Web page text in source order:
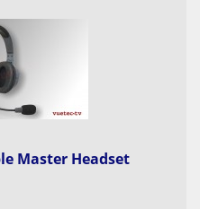
Master Headset